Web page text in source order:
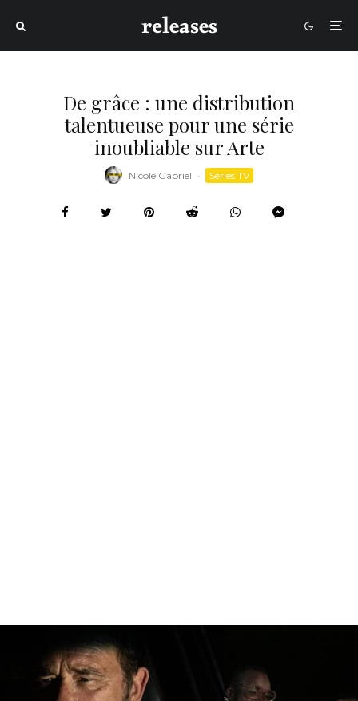
De grâce : une distribution
talentueuse pour une série
inoubliable sur Arte
Nicole Gabriel · Séries TV